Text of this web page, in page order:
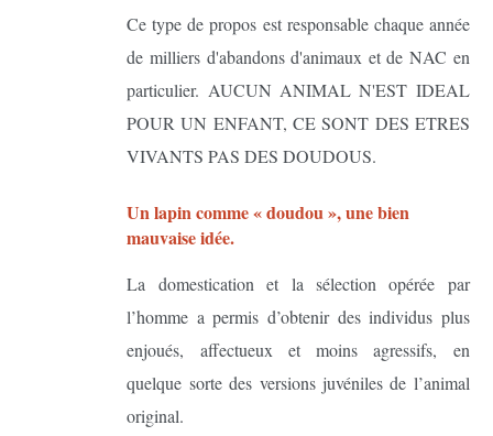
Ce type de propos est responsable chaque année
de milliers d'abandons d'animaux et de NAC en
particulier. AUCUN ANIMAL N'EST IDEAL
POUR UN ENFANT, CE SONT DES ETRES
VIVANTS PAS DES DOUDOUS.
Un lapin comme « doudou », une bien
mauvaise idée.
La domestication et la sélection opérée par
l’homme a permis d’obtenir des individus plus
enjoués, affectueux et moins agressifs, en
quelque sorte des versions juvéniles de l’animal
original.